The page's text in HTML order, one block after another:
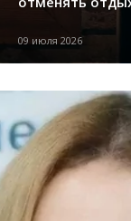
09 июля 2026